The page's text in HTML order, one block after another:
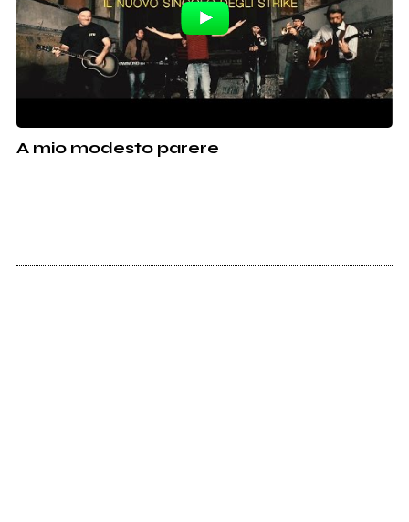
A mio modesto parere